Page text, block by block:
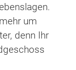
um
denn Ihr